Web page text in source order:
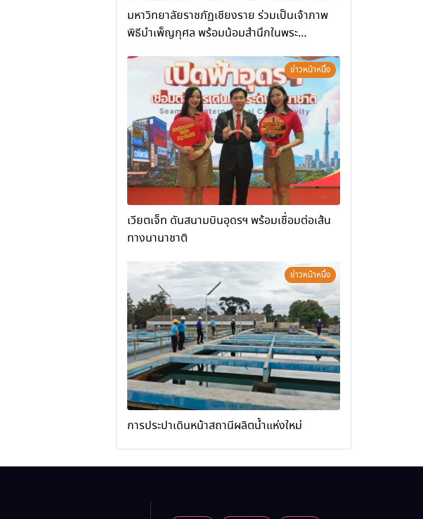
มหาวิทยาลัยราชภัฏเชียงราย ร่วมเป็นเจ้าภาพ
พิธีบำเพ็ญกุศล พร้อมน้อมสำนึกในพระ
ข่าวหน้าหนึ่ง
เวียตเจ็ท ดันสนามบินอุดรฯ พร้อมเชื่อมต่อเส้น
ทางนานาชาติ
ข่าวหน้าหนึ่ง
การประปาเดินหน้าสถานีผลิตน้ำแห่งใหม่